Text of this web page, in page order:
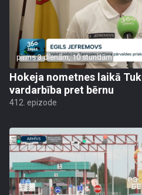
pirms 3 dienām, 10 stundām
Hokeja nometnes laikā
vardarbība pret bērnu
412. epizode